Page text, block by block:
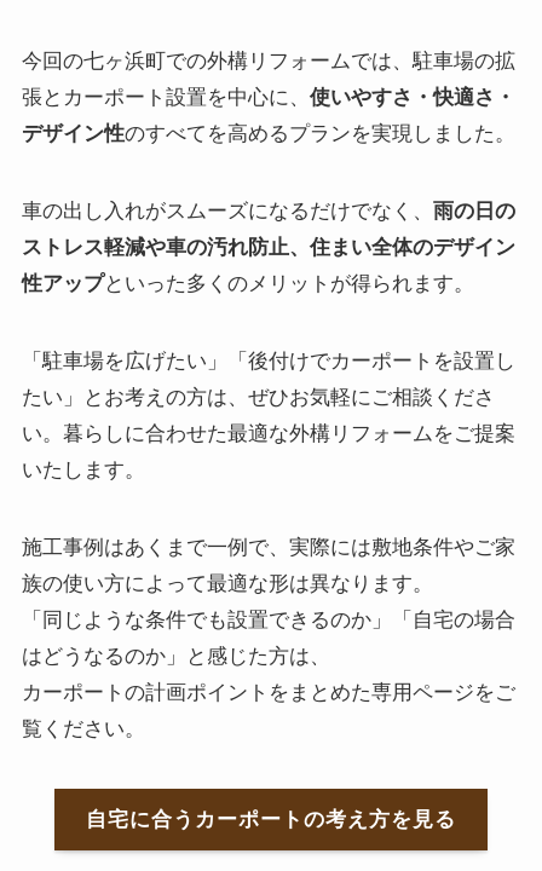
今回の七ヶ浜町での外構リフォームでは、駐車場の拡
張とカーポート設置を中心に、 使いやすさ・快適さ・
デザイン性のすべてを高めるプランを実現しました。
車の出し入れがスムーズになるだけでなく、 雨の日の
ストレス軽減や車の汚れ防止、住まい全体のデザイン
性アップといった多くのメリットが得られます。
「駐車場を広げたい」「後付けでカーポートを設置し
たい」とお考えの方は、ぜひお気軽にご相談くださ
い。暮らしに合わせた最適な外構リフォームをご提案
いたします。
施工事例はあくまで一例で、実際には敷地条件やご家
族の使い方によって最適な形は異なります。
「同じような条件でも設置できるのか」「自宅の場合
はどうなるのか」と感じた方は、
カーポートの計画ポイントをまとめた専用ページをご
覧ください。
自宅に合うカーポートの考え方を見る